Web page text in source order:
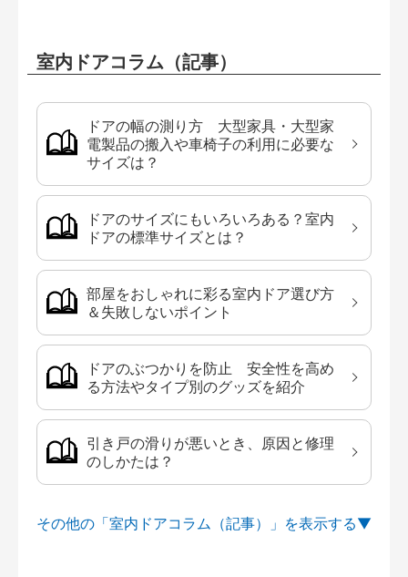
室内ドアコラム（記事）
ドアの幅の測り方 大型家具・大型家
電製品の搬入や車椅子の利用に必要な
サイズは？
ドアのサイズにもいろいろある？室内
ドアの標準サイズとは？
部屋をおしゃれに彩る室内ドア選び方
＆失敗しないポイント
ドアのぶつかりを防止 安全性を高め
る方法やタイプ別のグッズを紹介
引き戸の滑りが悪いとき、原因と修理
のしかたは？
その他の「室内ドアコラム（記事）」を